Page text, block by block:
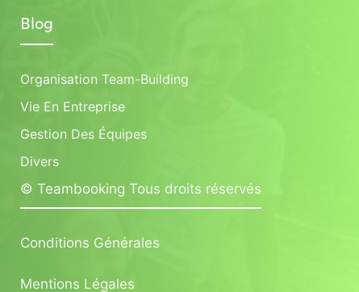
Blog
Organisation Team-Building
Vie En Entreprise
Gestion Des Équipes
Divers
© Teambooking Tous droits réservés
Conditions Générales
Mentions Légales